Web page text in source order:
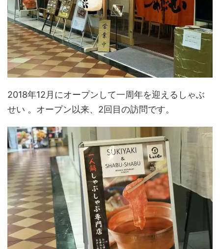
2018年12月にオープンして一周年を迎えるしゃぶ
せい 。オープン以来、2回目の訪問です。